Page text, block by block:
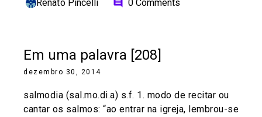
Renato Pincelli comment 0 Comments
Em uma palavra [208]
dezembro 30, 2014
salmodia (sal.mo.di.a) s.f. 1. modo de recitar ou
cantar os salmos: “ao entrar na igreja, lembrou-se